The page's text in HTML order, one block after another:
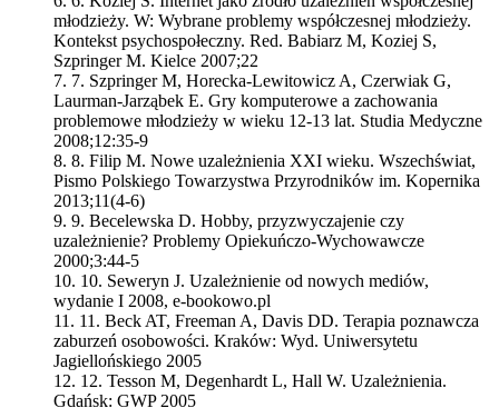
młodzieży. W: Wybrane problemy współczesnej młodzieży.
Kontekst psychospołeczny. Red. Babiarz M, Koziej S,
Szpringer M. Kielce 2007;22
7. Szpringer M, Horecka-Lewitowicz A, Czerwiak G,
Laurman-Jarząbek E. Gry komputerowe a zachowania
problemowe młodzieży w wieku 12-13 lat. Studia Medyczne
2008;12:35-9
8. Filip M. Nowe uzależnienia XXI wieku. Wszechświat,
Pismo Polskiego Towarzystwa Przyrodników im. Kopernika
2013;11(4-6)
9. Becelewska D. Hobby, przyzwyczajenie czy
uzależnienie? Problemy Opiekuńczo-Wychowawcze
2000;3:44-5
10. Seweryn J. Uzależnienie od nowych mediów,
wydanie I 2008, e-bookowo.pl
11. Beck AT, Freeman A, Davis DD. Terapia poznawcza
zaburzeń osobowości. Kraków: Wyd. Uniwersytetu
Jagiellońskiego 2005
12. Tesson M, Degenhardt L, Hall W. Uzależnienia.
Gdańsk: GWP 2005